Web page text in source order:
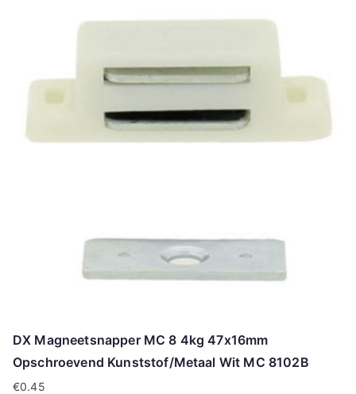
DX Magneetsnapper MC 8 4kg 47x16mm
Opschroevend Kunststof/Metaal Wit MC 8102B
€0.45